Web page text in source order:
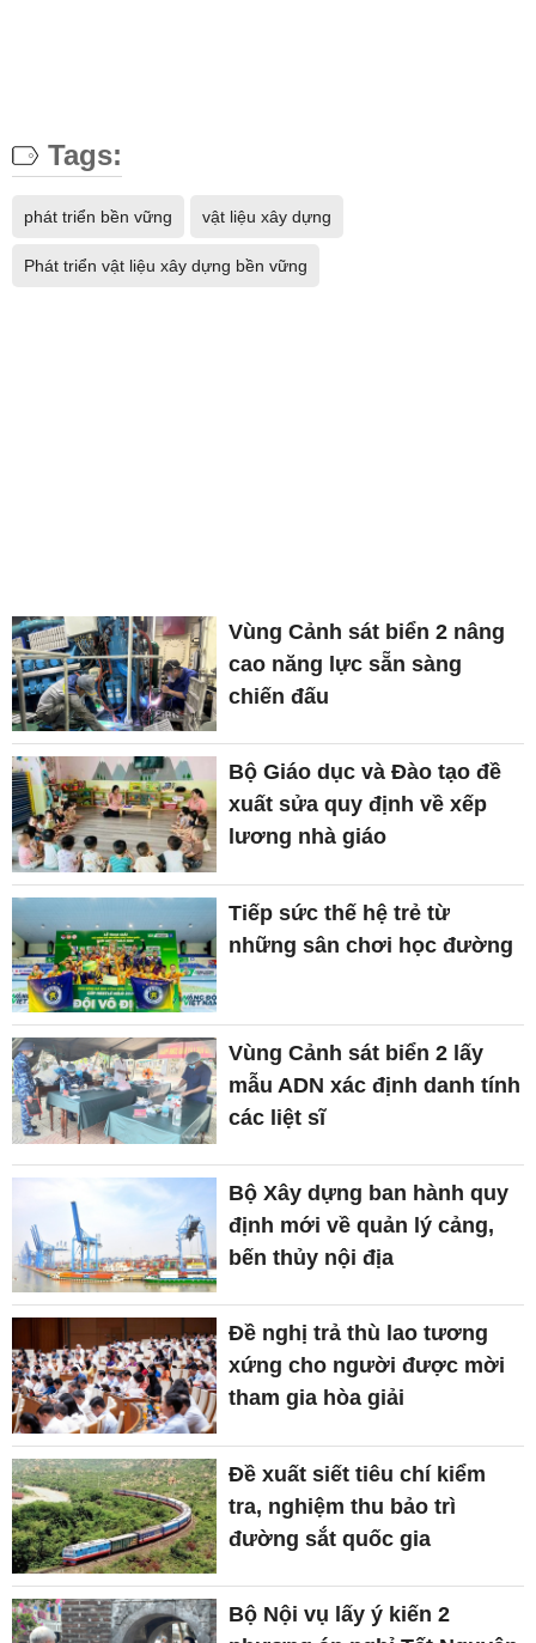
Tags:
phát triển bền vững vật liệu xây dựng
Phát triển vật liệu xây dựng bền vững
Vùng Cảnh sát biển 2 nâng
cao năng lực sẵn sàng
chiến đấu
Bộ Giáo dục và Đào tạo đề
xuất sửa quy định về xếp
lương nhà giáo
Tiếp sức thế hệ trẻ từ
những sân chơi học đường
Vùng Cảnh sát biển 2 lấy
mẫu ADN xác định danh tính
các liệt sĩ
Bộ Xây dựng ban hành quy
định mới về quản lý cảng,
bến thủy nội địa
Đề nghị trả thù lao tương
xứng cho người được mời
tham gia hòa giải
Đề xuất siết tiêu chí kiểm
tra, nghiệm thu bảo trì
đường sắt quốc gia
Bộ Nội vụ lấy ý kiến 2